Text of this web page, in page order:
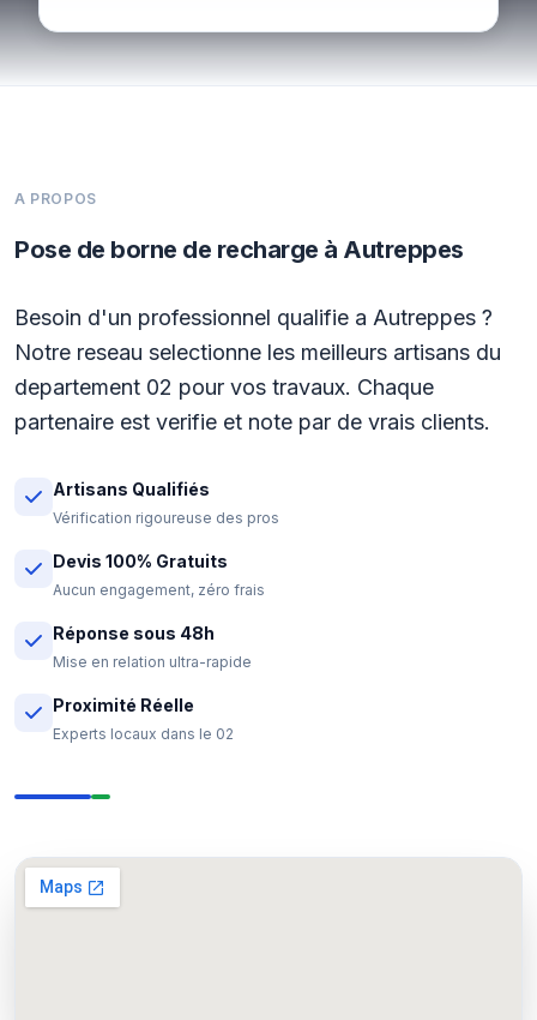
A PROPOS
Pose de borne de recharge à Autreppes
Besoin d'un professionnel qualifie a Autreppes ?
Notre reseau selectionne les meilleurs artisans du
departement 02 pour vos travaux. Chaque
partenaire est verifie et note par de vrais clients.
Artisans Qualifiés
Vérification rigoureuse des pros
Devis 100% Gratuits
Aucun engagement, zéro frais
Réponse sous 48h
Mise en relation ultra-rapide
Proximité Réelle
Experts locaux dans le 02